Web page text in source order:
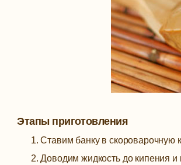
Этапы приготовления
Ставим банку в скороварочную
Доводим жидкость до кипения и